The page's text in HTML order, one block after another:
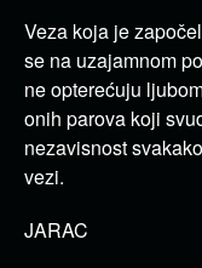
Veza koja je
se na uzajamnom
ne opterećuju
onih parova koji
nezavisnost
vezi.
JARAC